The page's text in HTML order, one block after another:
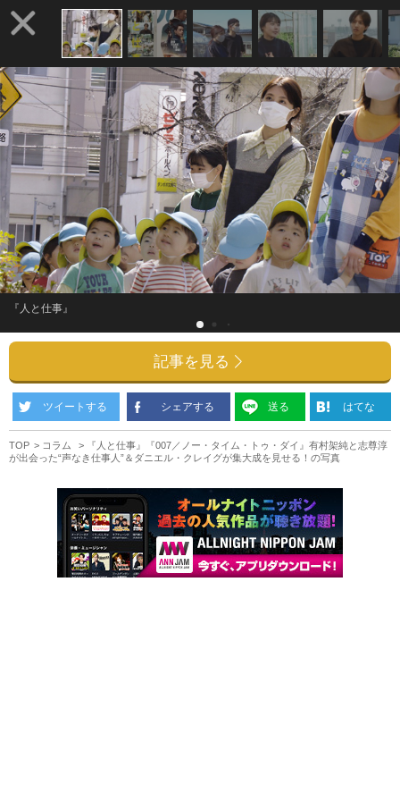
『人と仕事』
記事を見る
ツイートする シェアする 送る はてな
TOP コラム
『人と仕事』『007／ノー・タイム・トゥ・ダイ』有村架純と志尊淳
が出会った“声なき仕事人”＆ダニエル・クレイグが集大成を見せる！の写真